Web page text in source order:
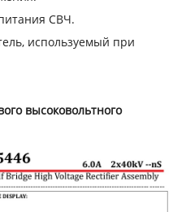
СВЧ.
используемый при
высоковольтного